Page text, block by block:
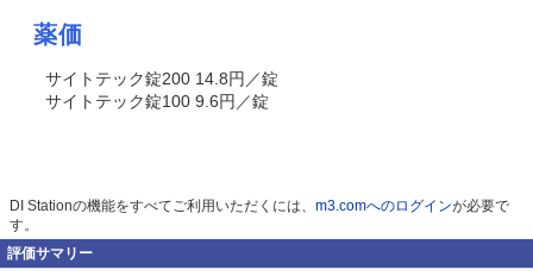
薬価
サイトテック錠200 14.8円／錠
サイトテック錠100 9.6円／錠
DI Stationの機能をすべてご利用いただくには、 m3.comへのログインが必要で
す。
評価サマリー